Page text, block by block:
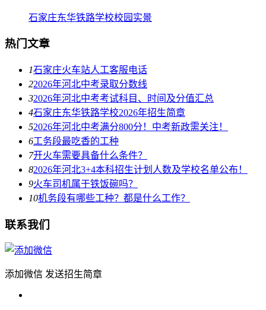
石家庄东华铁路学校校园实景
热门文章
1石家庄火车站人工客服电话
22026年河北中考录取分数线
32026年河北中考考试科目、时间及分值汇总
4石家庄东华铁路学校2026年招生简章
52026年河北中考满分800分！中考新政需关注！
6工务段最吃香的工种
7开火车需要具备什么条件？
82026年河北3+4本科招生计划人数及学校名单公布！
9火车司机属于铁饭碗吗？
10机务段有哪些工种？都是什么工作？
联系我们
添加微信 发送招生简章